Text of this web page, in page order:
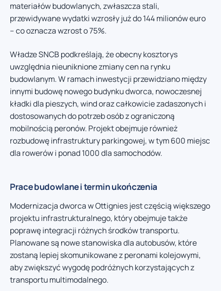
materiałów budowlanych, zwłaszcza stali,
przewidywane wydatki wzrosły już do 144 milionów euro
– co oznacza wzrost o 75%.
Władze SNCB podkreślają, że obecny kosztorys
uwzględnia nieuniknione zmiany cen na rynku
budowlanym. W ramach inwestycji przewidziano między
innymi budowę nowego budynku dworca, nowoczesnej
kładki dla pieszych, wind oraz całkowicie zadaszonych i
dostosowanych do potrzeb osób z ograniczoną
mobilnością peronów. Projekt obejmuje również
rozbudowę infrastruktury parkingowej, w tym 600 miejsc
dla rowerów i ponad 1000 dla samochodów.
Prace budowlane i termin ukończenia
Modernizacja dworca w Ottignies jest częścią większego
projektu infrastrukturalnego, który obejmuje także
poprawę integracji różnych środków transportu.
Planowane są nowe stanowiska dla autobusów, które
zostaną lepiej skomunikowane z peronami kolejowymi,
aby zwiększyć wygodę podróżnych korzystających z
transportu multimodalnego.